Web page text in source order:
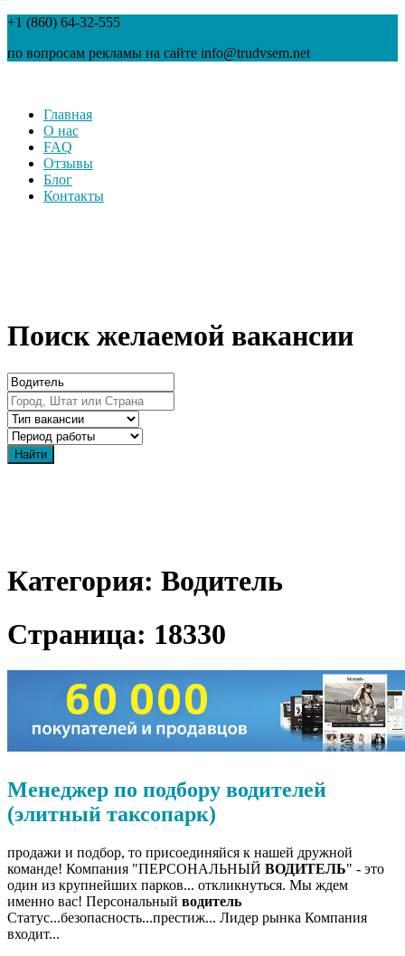
+1 (860) 64-32-555
по вопросам рекламы на сайте info@trudvsem.net
Главная
О нас
FAQ
Отзывы
Блог
Контакты
Поиск желаемой вакансии
Категория: Водитель
Страница: 18330
Менеджер по подбору водителей
(элитный таксопарк)
продажи и подбор, то присоединяйся к нашей дружной
команде! Компания "ПЕРСОНАЛЬНЫЙ ВОДИТЕЛЬ" - это
один из крупнейших парков... откликнуться. Мы ждем
именно вас! Персональный водитель
Статус...безопасность...престиж... Лидер рынка Компания
входит...